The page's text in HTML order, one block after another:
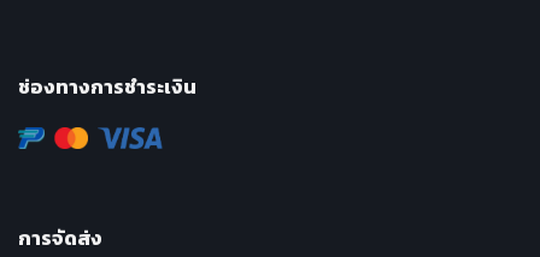
ช่องทางการชำระเงิน
การจัดส่ง